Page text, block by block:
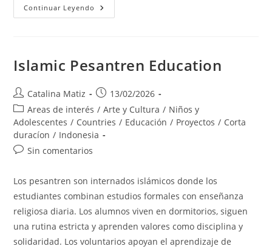
Continuar Leyendo University
/
Islamic Pesantren Education
Autor
de
la
entrada:
Catalina Matiz
Publicación
de
la
entrada:
13/02/2026
Categoría
de
la
entrada:
Areas de interés / Arte y Cultura / Niños y
Adolescentes / Countries / Educación / Proyectos / Corta
duracíon / Indonesia
Comentarios
la
entrada:
Sin comentarios
Los pesantren son internados islámicos donde los
estudiantes combinan estudios formales con enseñanza
religiosa diaria. Los alumnos viven en dormitorios, siguen
una rutina estricta y aprenden valores como disciplina y
solidaridad. Los voluntarios apoyan el aprendizaje de